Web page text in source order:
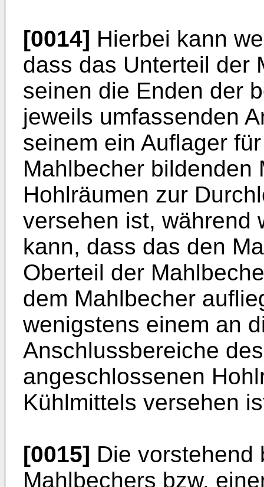
[0014] Hierbei kann
dass das Unterteil der
seinen die Enden der
jeweils umfassenden
seinem ein Auflager
Mahlbecher bildenden
Hohlräumen zur
versehen ist, während
kann, dass das den
Oberteil der
dem Mahlbecher
wenigstens einem an
Anschlussbereiche
angeschlossenen
Kühlmittels versehen
[0015] Die vorstehend
Mahlbechers bzw.